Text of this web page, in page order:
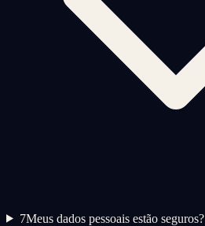
7Meus dados pessoais estão seguros?